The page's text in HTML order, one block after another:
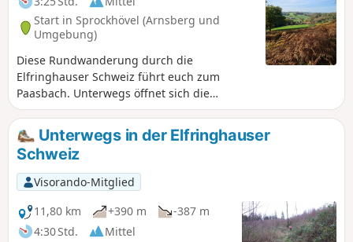
Start in Sprockhövel (Arnsberg und
Umgebung)
Diese Rundwanderung durch die
Elfringhauser Schweiz führt euch zum
Paasbach. Unterwegs öffnet sich die
Landschaft immer wieder für weite Blicke ins
Land.Unterwegs in der Elfringhauser
Schweiz
Visorando-Mitglied
11,80 km
+390 m
-387 m
4:30 Std.
Mittel